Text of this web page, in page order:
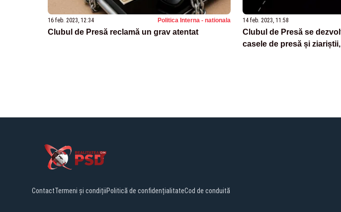
16 feb. 2023, 12:34 Politica Interna - nationala
Clubul de Presă reclamă un grav atentat
14 feb. 2023, 11:58
Clubul de Presă se
casele de presă și
ContactTermeni și condițiiPolitică de confidențialitateCod de conduită